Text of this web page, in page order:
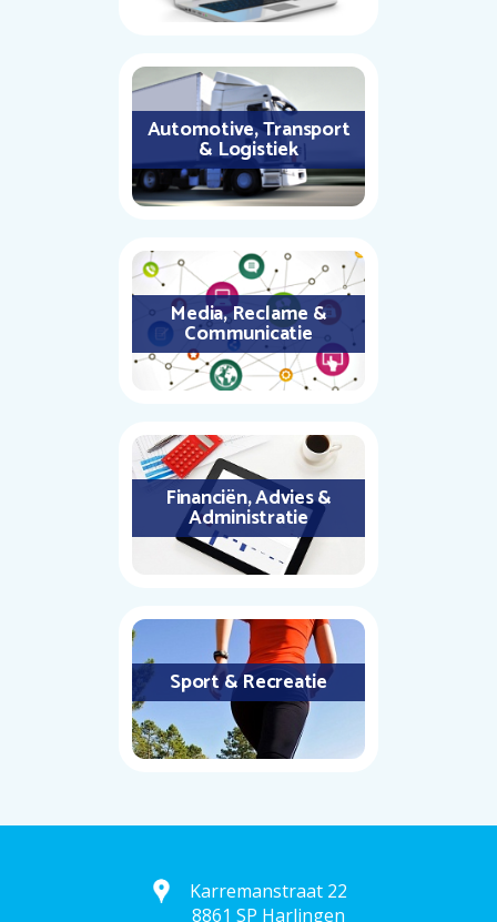
Automotive, Transport
& Logistiek
Media, Reclame &
Communicatie
Financiën, Advies &
Administratie
Sport & Recreatie
Karremanstraat 22
8861 SP Harlingen